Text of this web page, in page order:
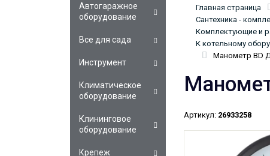
Главная страница
Сантехника -
Комплектующие и
К котельному
Манометр BD
Артикул: 26933258
Автогаражное
оборудование
Все для сада
Инструмент
Климатическое
оборудование
Клининговое
оборудование
Крепеж